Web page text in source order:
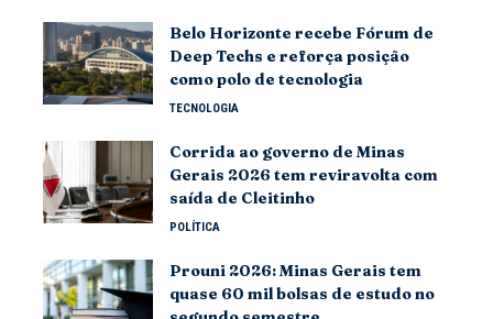
Belo Horizonte recebe Fórum de
Deep Techs e reforça posição
como polo de tecnologia
TECNOLOGIA
Corrida ao governo de Minas
Gerais 2026 tem reviravolta com
saída de Cleitinho
POLÍTICA
Prouni 2026: Minas Gerais tem
quase 60 mil bolsas de estudo no